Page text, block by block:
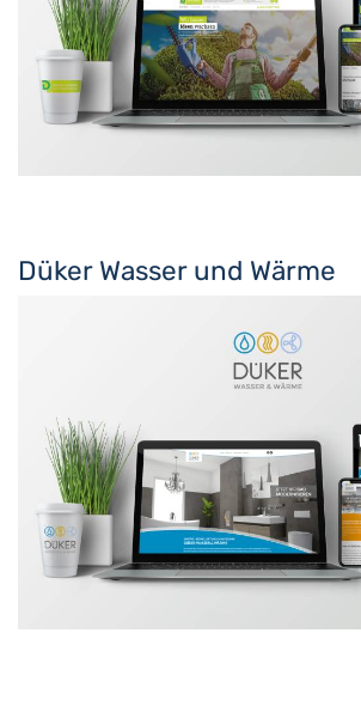
Düker Wasser und Wärme